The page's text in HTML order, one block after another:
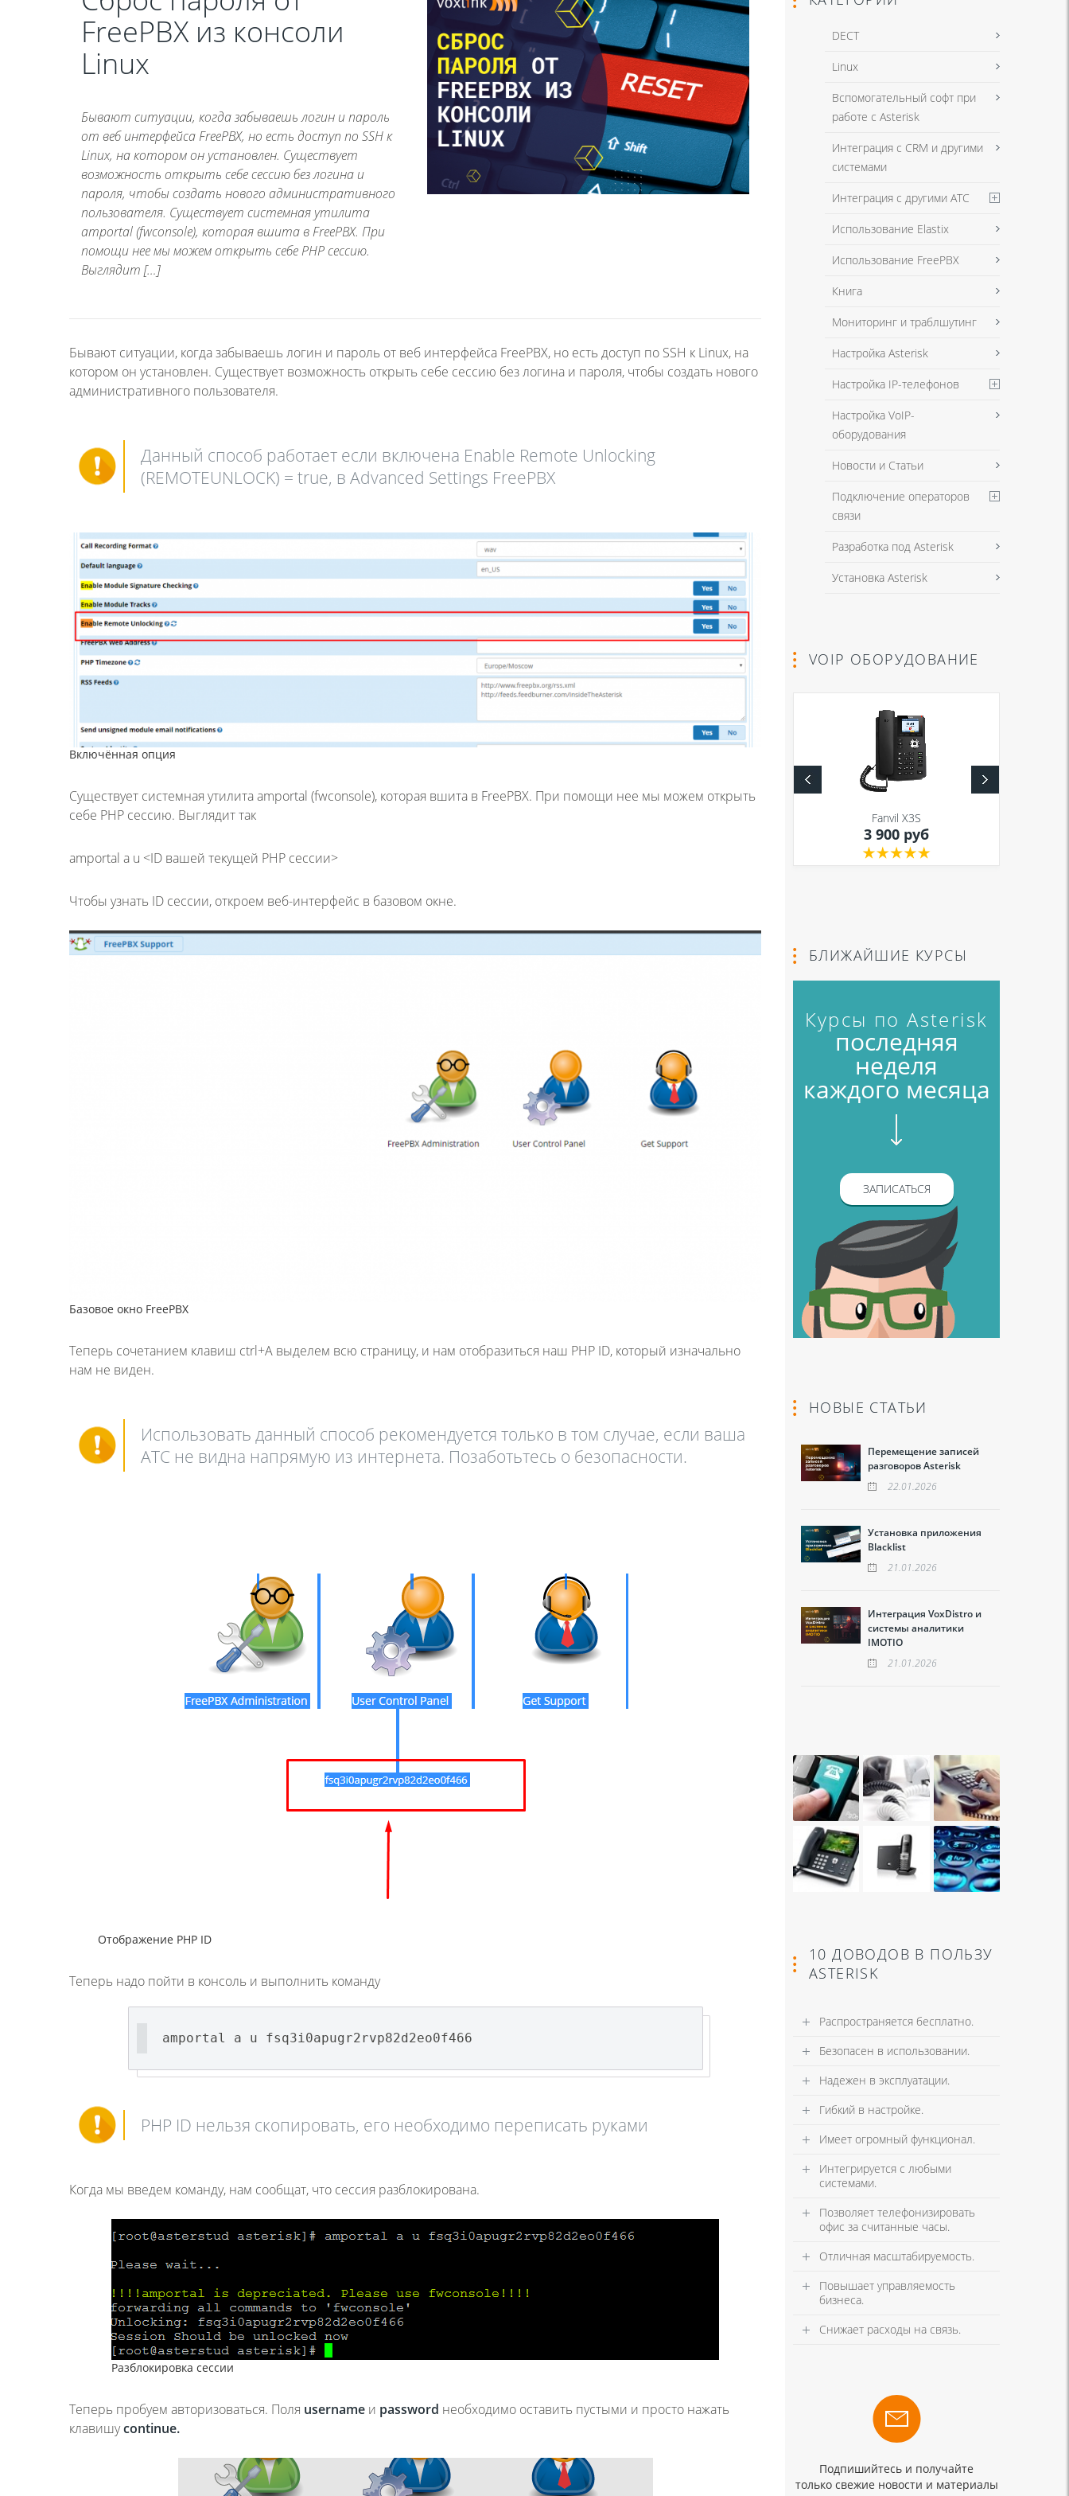
FreePBX из консоли
Linux
Бывают ситуации, когда забываешь логин и пароль
от веб интерфейса FreePBX, но есть доступ по SSH к
Linux, на котором он установлен. Существует
возможность открыть себе сессию без логина и
пароля, чтобы создать нового административного
пользователя. Существует системная утилита
amportal (fwconsole), которая вшита в FreePBX. При
помощи нее мы можем открыть себе PHP сессию.
Выглядит […]
Бывают ситуации, когда забываешь логин и пароль от веб интерфейса FreePBX, но есть доступ по SSH к Linux, на
котором он установлен. Существует возможность открыть себе сессию без логина и пароля, чтобы создать нового
административного пользователя.
Данный способ работает если включена Enable Remote Unlocking
(REMOTEUNLOCK) = true, в Advanced Settings FreePBX
Включённая опция
Существует системная утилита amportal (fwconsole), которая вшита в FreePBX. При помощи нее мы можем открыть
себе PHP сессию. Выглядит так
amportal a u <ID вашей текущей PHP сессии>
Чтобы узнать ID сессии, откроем веб-интерфейс в базовом окне.
Базовое окно FreePBX
Теперь сочетанием клавиш ctrl+A выделем всю страницу, и нам отобразиться наш PHP ID, который изначально
нам не виден.
Использовать данный способ рекомендуется только в том случае, если ваша
АТС не видна напрямую из интернета. Позаботьтесь о безопасности.
Отображение PHP ID
Теперь надо пойти в консоль и выполнить команду
amportal a u fsq3i0apugr2rvp82d2eo0f466
PHP ID нельзя скопировать, его необходимо переписать руками
Когда мы введем команду, нам сообщат, что сессия разблокирована.
Разблокировка сессии
Теперь пробуем авторизоваться. Поля username и password необходимо оставить пустыми и просто нажать
клавишуcontinue.
DECT
Linux
Вспомогательный софт при
работе с Asterisk
Интеграция с CRM и другими
системами
Интеграция с другими АТС
Использование Elastix
Использование FreePBX
Книга
Мониторинг и траблшутинг
Настройка Asterisk
Настройка IP-телефонов
Настройка VoIP-
оборудования
Новости и Статьи
Подключение операторов
связи
Разработка под Asterisk
Установка Asterisk
VOIP ОБОРУДОВАНИЕ
Fanvil X3S
Fanvil X3S
3 900 руб
БЛИЖАЙШИЕ КУРСЫ
Курсы по Asterisk
последняя
неделя
каждого месяца
ЗАПИСАТЬСЯ
НОВЫЕ СТАТЬИ
Перемещение записей
разговоров Asterisk
22.01.2026
Установка приложения
Blacklist
21.01.2026
Интеграция VoxDistro и
системы аналитики
IMOTIO
21.01.2026
10 ДОВОДОВ В ПОЛЬЗУ
ASTERISK
Распространяется бесплатно.
Безопасен в использовании.
Надежен в эксплуатации.
Гибкий в настройке.
Имеет огромный функционал.
Интегрируется с любыми
системами.
Позволяет телефонизировать
офис за считанные часы.
Отличная масштабируемость.
Повышает управляемость
бизнеса.
Снижает расходы на связь.
Подпишийтесь и получайте
только свежие новости и материалы